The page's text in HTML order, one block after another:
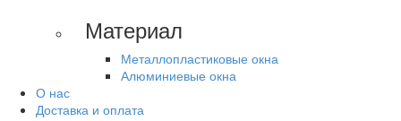
Материал
Металлопластиковые окна
Алюминиевые окна
О нас
Доставка и оплата